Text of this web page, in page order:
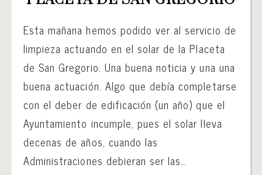
Esta mañana hemos podido ver al servicio de
limpieza actuando en el solar de la Placeta
de San Gregorio. Una buena noticia y una una
buena actuación. Algo que debía completarse
con el deber de edificación (un año) que el
Ayuntamiento incumple, pues el solar lleva
decenas de años, cuando las
Administraciones debieran ser las…